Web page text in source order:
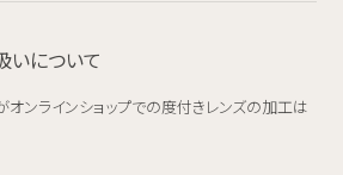
いについて
ンラインショップでの度付きレンズの加工は